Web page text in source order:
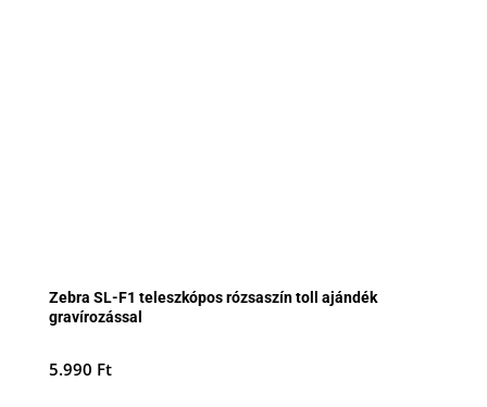
Zebra SL-F1 teleszkópos rózsaszín toll ajándék
gravírozással
5.990 Ft